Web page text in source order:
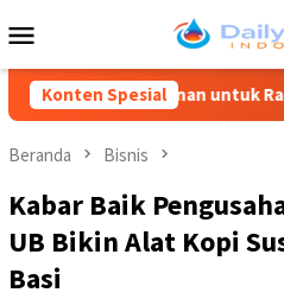
ke
Mobile
Konten Spesial
untuk Rakyat
Beranda Bisnis
Kabar Baik
UB Bikin Alat Kopi
Basi